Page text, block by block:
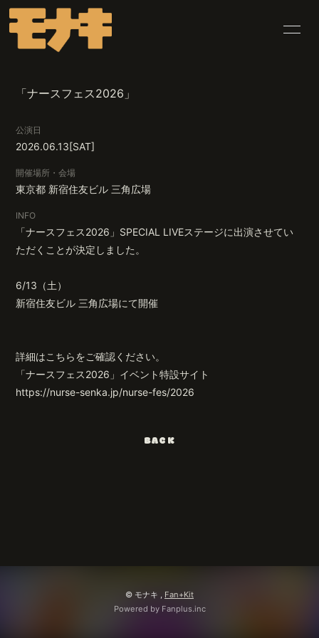
VIDEO
BLOG
PHOTO
CONTACT
会員登録 ログイン
「ナースフェス2026」
公演日
2026.06.13[SAT]
開催場所・会場
東京都 新宿住友ビル 三角広場
INFO
「ナースフェス2026」SPECIAL LIVEステージに出演させてい
ただくことが決定しました。
6/13（土）
新宿住友ビル 三角広場にて開催
詳細はこちらをご確認ください。
「ナースフェス2026」イベント特設サイト
https://nurse-senka.jp/nurse-fes/2026
BACK
© モナキ , Fan+Kit
Powered by Fanplus.inc